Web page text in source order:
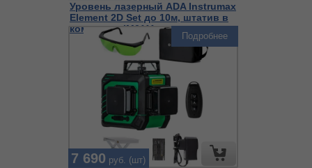
Уровень лазерный ADA Instrumax
Element 2D Set до 10м, штатив в
комплекте IM0111
7 690 руб. (шт)
Подробнее